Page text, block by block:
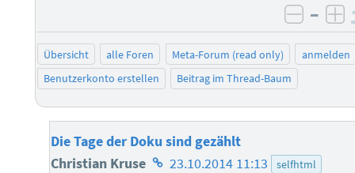
–
Übersicht alle Foren Meta-Forum (read only)
anmelden
Benutzerkonto erstellen
Beitrag im Thread-Baum
Die Tage der Doku sind gezählt
Christian Kruse Homepage
23.10.2014 11:13 selfhtml